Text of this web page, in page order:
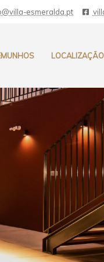
esmeralda.pt
LOCALIZAÇÃO